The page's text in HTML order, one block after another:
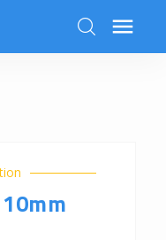
k 